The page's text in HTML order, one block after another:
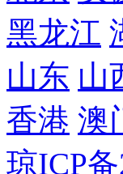
黑龙江
山东 山
香港 澳
琼ICP